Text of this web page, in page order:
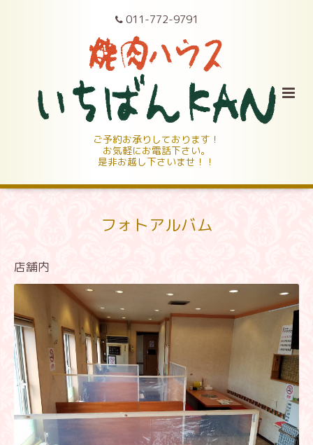
011-772-9791
ご予約お承りしております！
お気軽にお電話下さい。
是非お越し下さいませ！！
フォトアルバム
店舗内